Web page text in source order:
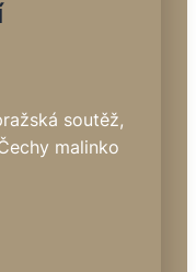
soutěž,
malinko